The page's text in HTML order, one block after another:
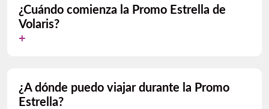
¿Cuándo comienza la Promo Estrella de
Volaris?
¿A dónde puedo viajar durante la Promo
Estrella?